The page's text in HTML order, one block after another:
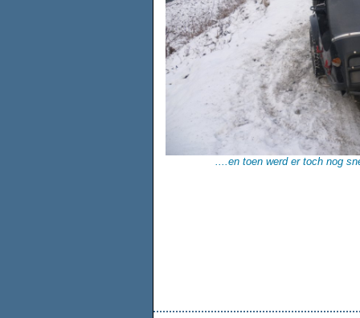
....en toen werd er toch nog